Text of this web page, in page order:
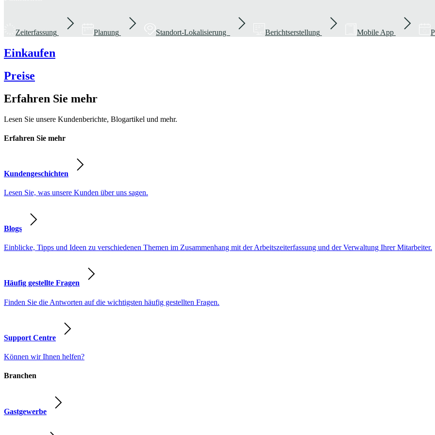
Zeiterfassung Planung Standort-Lokalisierung Berichtserstellung Mobile App
Einkaufen
Preise
Erfahren Sie mehr
Lesen Sie unsere Kundenberichte, Blogartikel und mehr.
Erfahren Sie mehr
Kundengeschichten
Lesen Sie, was unsere Kunden über uns sagen.
Blogs
Einblicke, Tipps und Ideen zu verschiedenen Themen im Zusammenhang mit der Arbeitszeiterfassung und der Verwaltung Ihrer Mitarbeiter.
Häufig gestellte Fragen
Finden Sie die Antworten auf die wichtigsten häufig gestellten Fragen.
Support Centre
Können wir Ihnen helfen?
Branchen
Gastgewerbe